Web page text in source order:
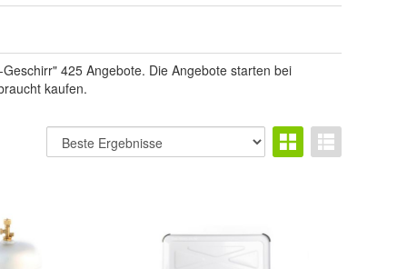
425 Angebote. Die Angebote starten bei
kaufen.